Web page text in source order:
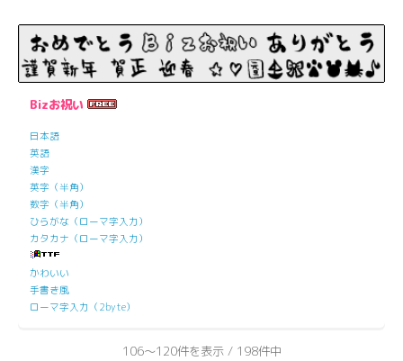
Bizお祝い
日本語
英語
漢字
英字（半角）
数字（半角）
ひらがな（ローマ字入力）
カタカナ（ローマ字入力）
かわいい
手書き風
ローマ字入力（2byte）
106～120件を表示 / 198件中